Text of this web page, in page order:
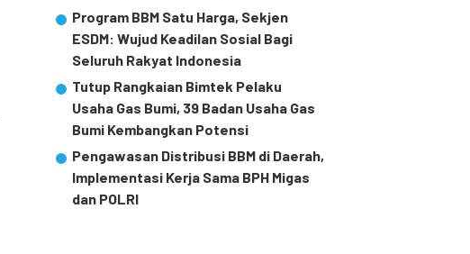
Program BBM Satu Harga, Sekjen
ESDM: Wujud Keadilan Sosial Bagi
Seluruh Rakyat Indonesia
Tutup Rangkaian Bimtek Pelaku
Usaha Gas Bumi, 39 Badan Usaha Gas
Bumi Kembangkan Potensi
Pengawasan Distribusi BBM di Daerah,
Implementasi Kerja Sama BPH Migas
dan POLRI